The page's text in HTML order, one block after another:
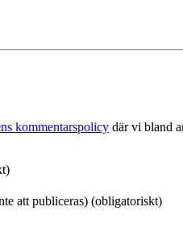
kommentarspolicy där vi bland
att publiceras) (obligatoriskt)